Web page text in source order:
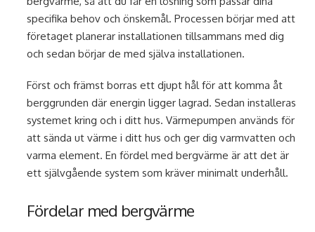
specifika behov och önskemål. Processen börjar med att
företaget planerar installationen tillsammans med dig
och sedan börjar de med själva installationen.
Först och främst borras ett djupt hål för att komma åt
berggrunden där energin ligger lagrad. Sedan installeras
systemet kring och i ditt hus. Värmepumpen används för
att sända ut värme i ditt hus och ger dig varmvatten och
varma element. En fördel med bergvärme är att det är
ett självgående system som kräver minimalt underhåll.
Fördelar med bergvärme